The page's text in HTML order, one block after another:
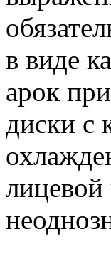
в виде
арок
диски с
лицевой